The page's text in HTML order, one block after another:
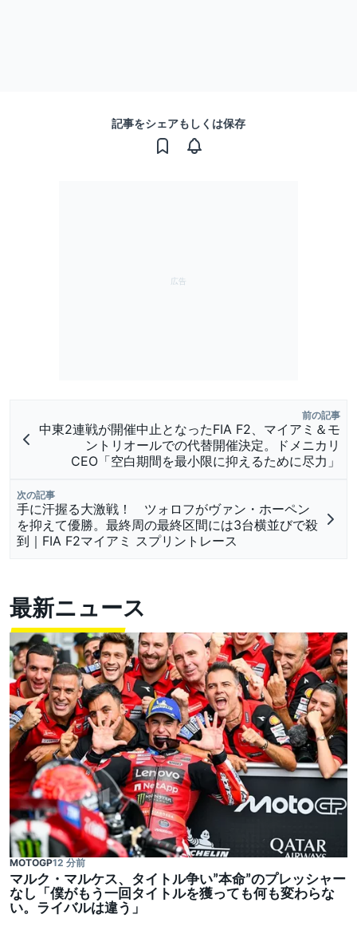
記事をシェアもしくは保存
前の記事
中東2連戦が開催中止となったFIA F2、マイアミ＆モ
ントリオールでの代替開催決定。ドメニカリ
CEO「空白期間を最小限に抑えるために尽力」
次の記事
手に汗握る大激戦！ ツォロフがヴァン・ホーペン
を抑えて優勝。最終周の最終区間には3台横並びで殺
到｜FIA F2マイアミ スプリントレース
最新ニュース
MOTOGP12 分前
マルク・マルケス、タイトル争い”本命”のプレッシャー
なし「僕がもう一回タイトルを獲っても何も変わらな
い。ライバルは違う」